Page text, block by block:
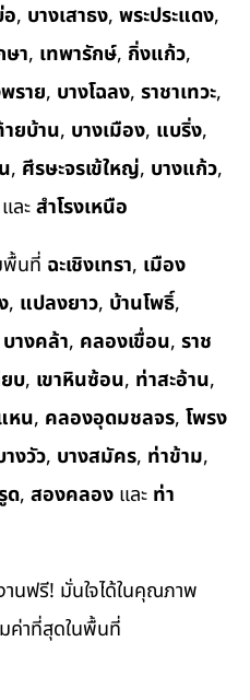
, บางเสาธง, พระประแดง,
า, เทพารักษ์, กิ่งแก้ว,
ราย, บางโฉลง, ราชาเทวะ,
ยบ้าน, บางเมือง, แบริ่ง,
, ศีรษะจรเข้ใหญ่, บางแก้ว,
และสำโรงเหนือ
พื้นที่ ฉะเชิงเทรา, เมือง
, แปลงยาว, บ้านโพธิ์,
บางคล้า, คลองเขื่อน, ราช
บ, เขาหินซ้อน, ท่าสะอ้าน,
หน, คลองอุดมชลจร, โพรง
างวัว, บางสมัคร, ท่าข้าม,
ด, สองคลอง และ ท่า
านฟรี! มั่นใจได้ในคุณภาพ
ค่าที่สุดในพื้นที่